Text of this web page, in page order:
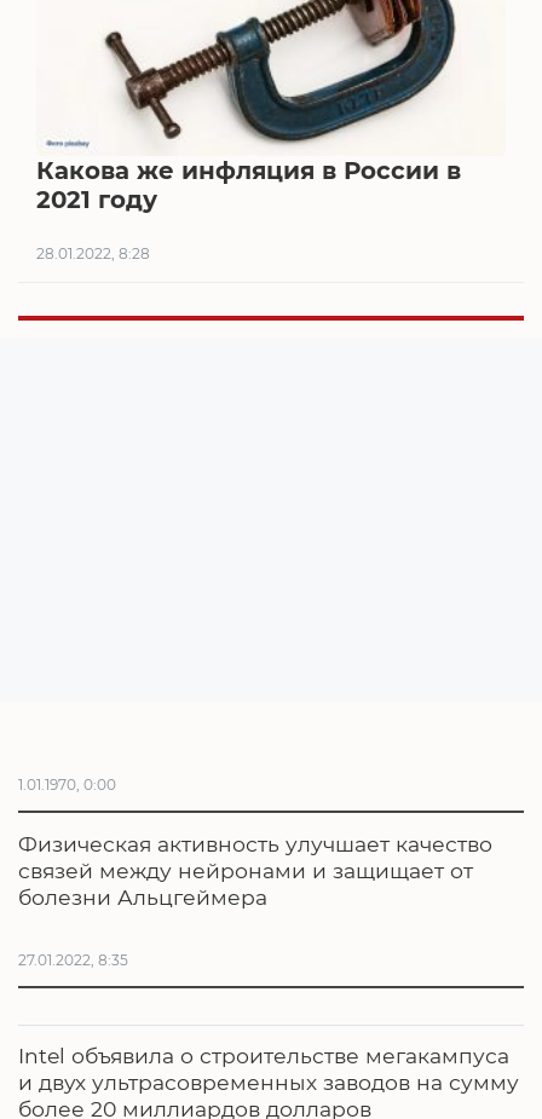
Какова же инфляция в России в
2021 году
28.01.2022, 8:28
1.01.1970, 0:00
Физическая активность улучшает качество
связей между нейронами и защищает от
болезни Альцгеймера
27.01.2022, 8:35
Intel объявила о строительстве мегакампуса
и двух ультрасовременных заводов на сумму
более 20 миллиардов долларов